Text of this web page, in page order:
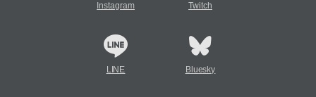
Instagram Twitch
LINE Bluesky